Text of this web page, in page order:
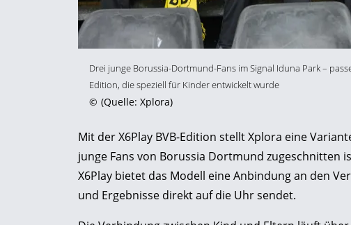
Drei junge Borussia-Dortmund-Fans im Signal Iduna Park –
Edition, die speziell für Kinder entwickelt wurde
© (Quelle: Xplora)
Mit der X6Play BVB-Edition stellt Xplora eine
junge Fans von Borussia Dortmund zugeschnitten
X6Play bietet das Modell eine Anbindung an den
und Ergebnisse direkt auf die Uhr sendet.